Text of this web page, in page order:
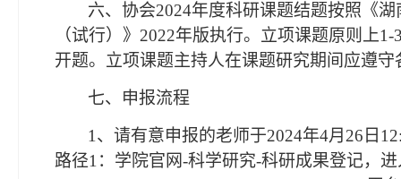
六、协会2024年度科研课题结题按照《
（试行）》2022年版执行。立项课题原则上
开题。立项课题主持人在课题研究期间应遵
七、申报流程
1、 请有意申报的老师于2024年4月 26 日
路径1：学院官网-科学研究-科研成果登记，